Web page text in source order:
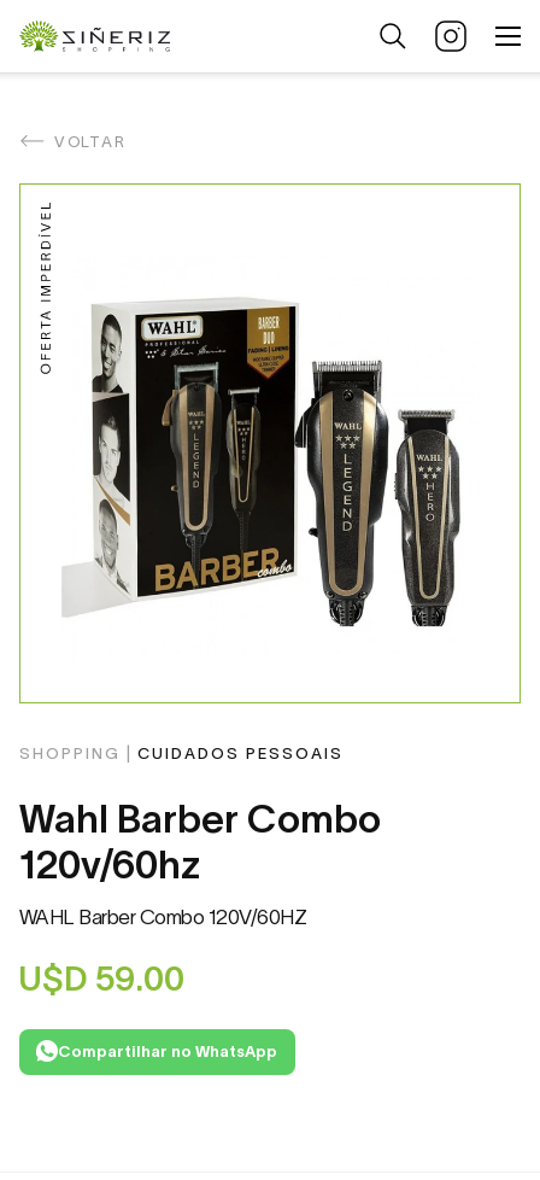
VOLTAR
SHOPPING | CUIDADOS PESSOAIS
Wahl Barber Combo
120v/60hz
WAHL Barber Combo 120V/60HZ
U$D 59.00
Compartilhar no WhatsApp